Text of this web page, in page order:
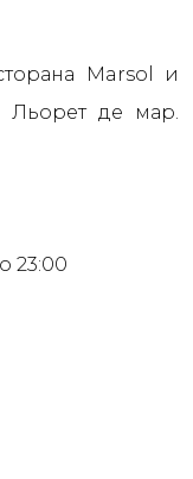
Marsol и
Льорет де мар.
23:00